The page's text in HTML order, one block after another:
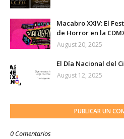
Macabro XXIV: El
de Horror en la
August 20, 2025
El Día Nacional del
August 12, 2025
PUBLICAR UN
0 Comentarios